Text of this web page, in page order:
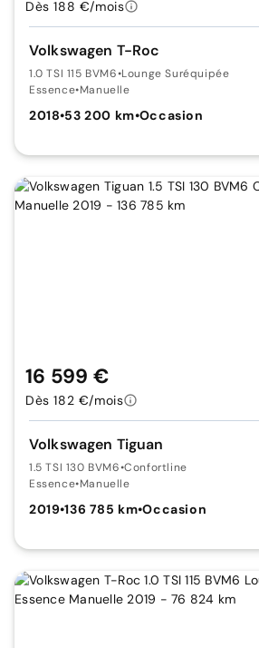
Volkswagen T-Roc
1.0 TSI 115 BVM6•Lounge Suréquipée
Essence•Manuelle
2018•53 200 km•Occasion
Dès 188 €/mois
Volkswagen Tiguan
1.5 TSI 130 BVM6•Confortline
Essence•Manuelle
2019•136 785 km•Occasion
16 599 €
Dès 182 €/mois